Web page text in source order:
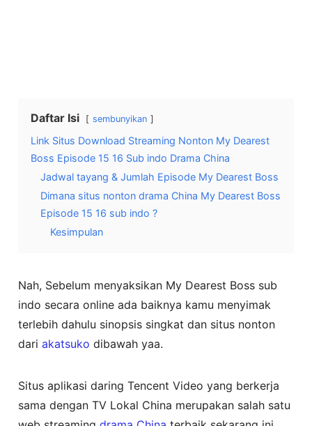
Daftar Isi sembunyikan
Link Situs Download Streaming Nonton My Dearest
Boss Episode 15 16 Sub indo Drama China
Jadwal tayang & Jumlah Episode My Dearest Boss
Dimana situs nonton drama China My Dearest Boss
Episode 15 16 sub indo ?
Kesimpulan
Nah, Sebelum menyaksikan My Dearest Boss sub
indo secara online ada baiknya kamu menyimak
terlebih dahulu sinopsis singkat dan situs nonton
dariakatsuko dibawah yaa.
Situs aplikasi daring Tencent Video yang berkerja
sama dengan TV Lokal China merupakan salah satu